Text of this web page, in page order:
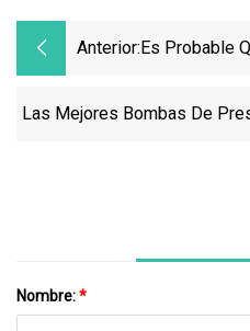
Anterior: Es Probable
Los 12.000
Las Mejores Bombas De
Nombre:*